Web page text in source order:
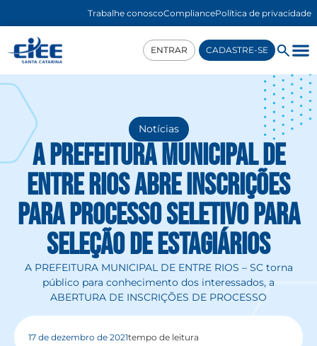
Trabalhe conoscoCompliancePolítica de privacidade
ENTRAR CADASTRE-SE
Notícias
A PREFEITURA MUNICIPAL DE
ENTRE RIOS ABRE INSCRIÇÕES
PARA PROCESSO SELETIVO PARA
SELEÇÃO DE ESTAGIÁRIOS
A PREFEITURA MUNICIPAL DE ENTRE RIOS – SC torna
público para conhecimento dos interessados, a
ABERTURA DE INSCRIÇÕES DE PROCESSO
17 de dezembro de 2021tempo de leitura